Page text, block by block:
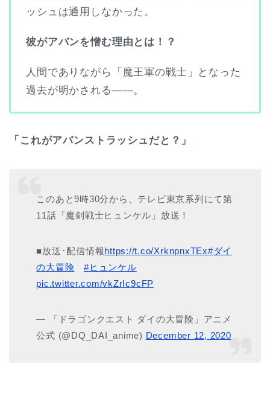
ッシュは通用しなかった。
彼がアバンを憎む理由とは！？
人間でありながら「魔王軍の戦士」となった
過去が明かされる――。
「これがアバンストラッシュだと？」
このあと9時30分から、テレビ東京系列にて第
11話「魔剣戦士ヒュンケル」放送！
■放送･配信情報https://t.co/XrknpnxTEx#ダイ
の大冒険
#ヒュンケル
pic.twitter.com/vkZrIc9cFP
— 「ドラゴンクエスト ダイの大冒険」アニメ
公式 (@DQ_DAI_anime) December 12, 2020